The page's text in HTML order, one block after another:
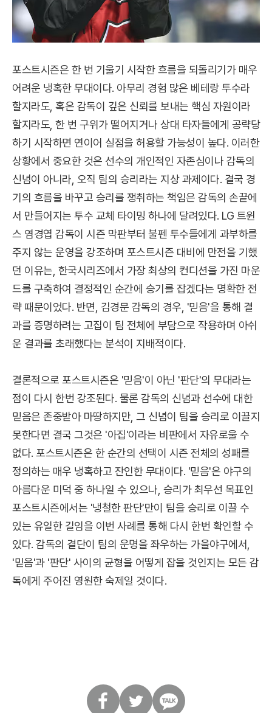
포스트시즌은 한 번 기울기 시작한 흐름을 되돌리기가 매우
어려운 냉혹한 무대이다. 아무리 경험 많은 베테랑 투수라
할지라도, 혹은 감독이 깊은 신뢰를 보내는 핵심 자원이라
할지라도, 한 번 구위가 떨어지거나 상대 타자들에게 공략당
하기 시작하면 연이어 실점을 허용할 가능성이 높다. 이러한
상황에서 중요한 것은 선수의 개인적인 자존심이나 감독의
신념이 아니라, 오직 팀의 승리라는 지상 과제이다. 결국 경
기의 흐름을 바꾸고 승리를 쟁취하는 책임은 감독의 손끝에
서 만들어지는 투수 교체 타이밍 하나에 달려있다. LG 트윈
스 염경엽 감독이 시즌 막판부터 불펜 투수들에게 과부하를
주지 않는 운영을 강조하며 포스트시즌 대비에 만전을 기했
던 이유는, 한국시리즈에서 가장 최상의 컨디션을 가진 마운
드를 구축하여 결정적인 순간에 승기를 잡겠다는 명확한 전
략 때문이었다. 반면, 김경문 감독의 경우, '믿음'을 통해 결
과를 증명하려는 고집이 팀 전체에 부담으로 작용하며 아쉬
운 결과를 초래했다는 분석이 지배적이다.
결론적으로 포스트시즌은 '믿음'이 아닌 '판단'의 무대라는
점이 다시 한번 강조된다. 물론 감독의 신념과 선수에 대한
믿음은 존중받아 마땅하지만, 그 신념이 팀을 승리로 이끌지
못한다면 결국 그것은 '아집'이라는 비판에서 자유로울 수
없다. 포스트시즌은 한 순간의 선택이 시즌 전체의 성패를
정의하는 매우 냉혹하고 잔인한 무대이다. '믿음'은 야구의
아름다운 미덕 중 하나일 수 있으나, 승리가 최우선 목표인
포스트시즌에서는 '냉철한 판단'만이 팀을 승리로 이끌 수
있는 유일한 길임을 이번 사례를 통해 다시 한번 확인할 수
있다. 감독의 결단이 팀의 운명을 좌우하는 가을야구에서,
'믿음'과 '판단' 사이의 균형을 어떻게 잡을 것인지는 모든 감
독에게 주어진 영원한 숙제일 것이다.